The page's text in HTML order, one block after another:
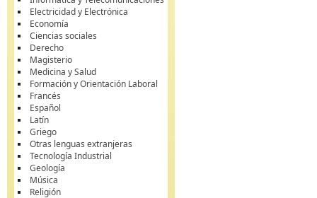
Electricidad y Electrónica
Economía
Ciencias sociales
Derecho
Magisterio
Medicina y Salud
Formación y Orientación Laboral
Francés
Español
Latín
Griego
Otras lenguas extranjeras
Tecnología Industrial
Geología
Música
Religión